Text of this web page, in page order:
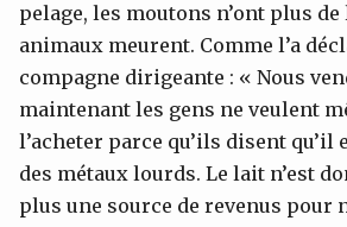
pelage, les moutons n’ont plus de
animaux meurent. Comme l’a
compagne dirigeante : « Nous
maintenant les gens ne veulent
l’acheter parce qu’ils disent qu’il
des métaux lourds. Le lait n’est
plus une source de revenus pour